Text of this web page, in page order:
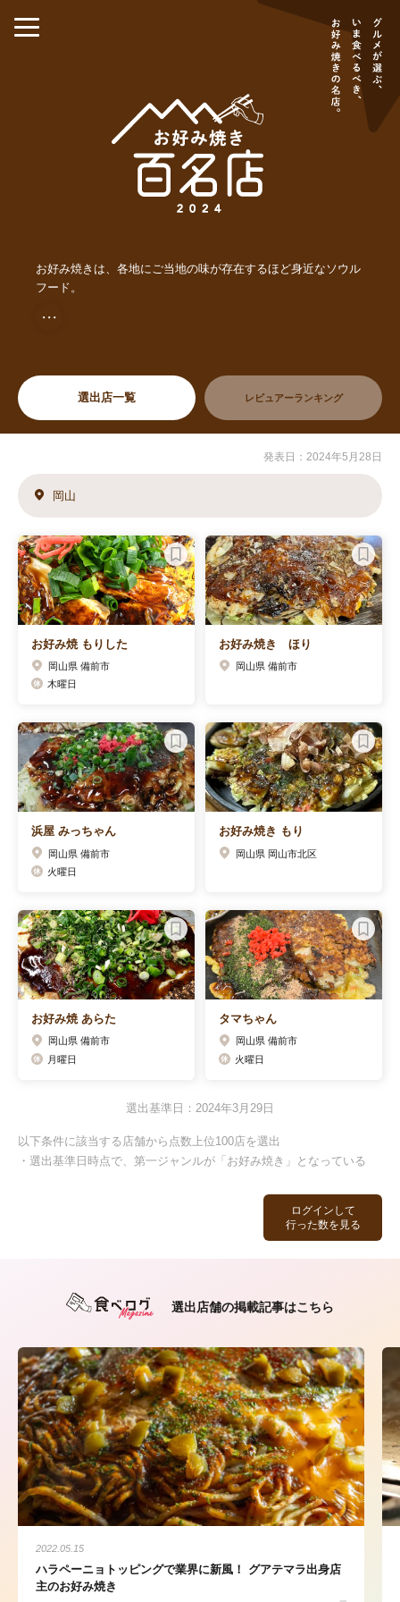
お好み焼きは、各地にご当地の味が存在するほど身近なソウル
フード。
・・・
選出店一覧 レビュアーランキング
ログインして
行った数を見る
発表日：2024年5月28日
岡山
お好み焼 もりした
岡山県 備前市
木曜日
お好み焼き ほり
岡山県 備前市
浜屋 みっちゃん
岡山県 備前市
火曜日
お好み焼き もり
岡山県 岡山市北区
お好み焼 あらた
岡山県 備前市
月曜日
タマちゃん
岡山県 備前市
火曜日
選出基準日：2024年3月29日
以下条件に該当する店舗から点数上位100店を選出
・選出基準日時点で、第一ジャンルが「お好み焼き」となっている
選出店舗の掲載記事はこちら
2022.05.15
ハラペーニョトッピングで業界に新風！ グアテマラ出身店
主のお好み焼き